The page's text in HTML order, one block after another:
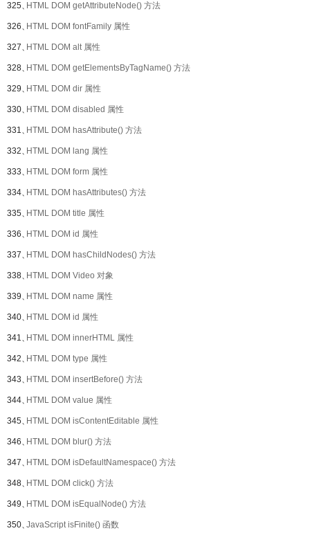
325、HTML DOM getAttributeNode() 方法
326、HTML DOM fontFamily 属性
327、HTML DOM alt 属性
328、HTML DOM getElementsByTagName() 方法
329、HTML DOM dir 属性
330、HTML DOM disabled 属性
331、HTML DOM hasAttribute() 方法
332、HTML DOM lang 属性
333、HTML DOM form 属性
334、HTML DOM hasAttributes() 方法
335、HTML DOM title 属性
336、HTML DOM id 属性
337、HTML DOM hasChildNodes() 方法
338、HTML DOM Video 对象
339、HTML DOM name 属性
340、HTML DOM id 属性
341、HTML DOM innerHTML 属性
342、HTML DOM type 属性
343、HTML DOM insertBefore() 方法
344、HTML DOM value 属性
345、HTML DOM isContentEditable 属性
346、HTML DOM blur() 方法
347、HTML DOM isDefaultNamespace() 方法
348、HTML DOM click() 方法
349、HTML DOM isEqualNode() 方法
350、JavaScript isFinite() 函数